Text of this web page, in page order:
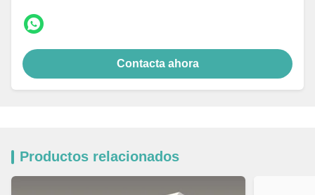
Contacta ahora
Productos relacionados